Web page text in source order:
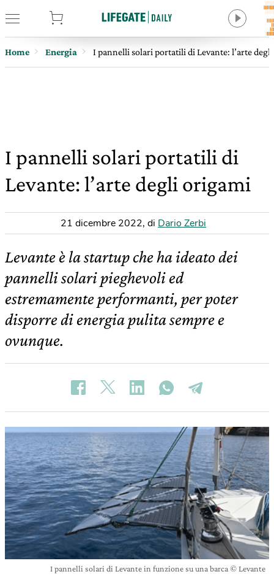
Home Energia I pannelli solari portatili di Levante: l’arte
I pannelli solari portatili di
Levante: l’arte degli origami
21 dicembre 2022, di Dario Zerbi
Levante è la startup che ha ideato dei
pannelli solari pieghevoli ed
estremamente performanti, per poter
disporre di energia pulita sempre e
ovunque.
I pannelli solari di Levante in funzione su una barca © Levante